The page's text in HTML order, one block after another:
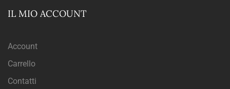
IL MIO ACCOUNT
Account
Carrello
Contatti